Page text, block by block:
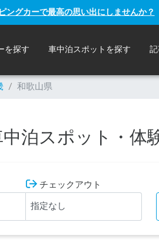
ングカーで最高の思い出にしませんか？
を探す 車中泊スポットを探す
/ 和歌山県
泊スポット・体
チェックアウト